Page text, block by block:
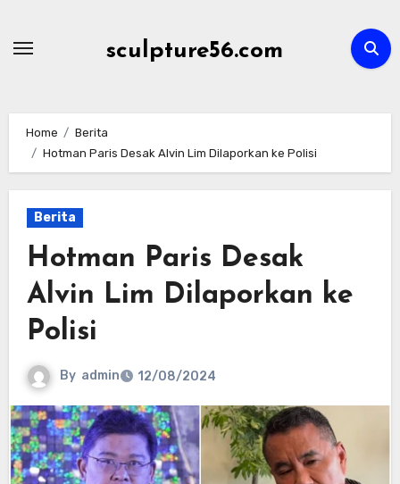
sculpture56.com
Home
Berita
Hotman Paris Desak Alvin Lim Dilaporkan ke Polisi
Berita
Hotman Paris Desak
Alvin Lim Dilaporkan ke
Polisi
By admin 12/08/2024